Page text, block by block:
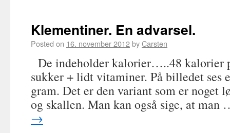
Klementiner. En advarsel.
Posted on 16. november 2012byCarsten
De indeholder kalorier…..48 kalorier
sukker + lidt vitaminer. På billedet ses
gram. Det er den variant som er noget
og skallen. Man kan også sige, at
→